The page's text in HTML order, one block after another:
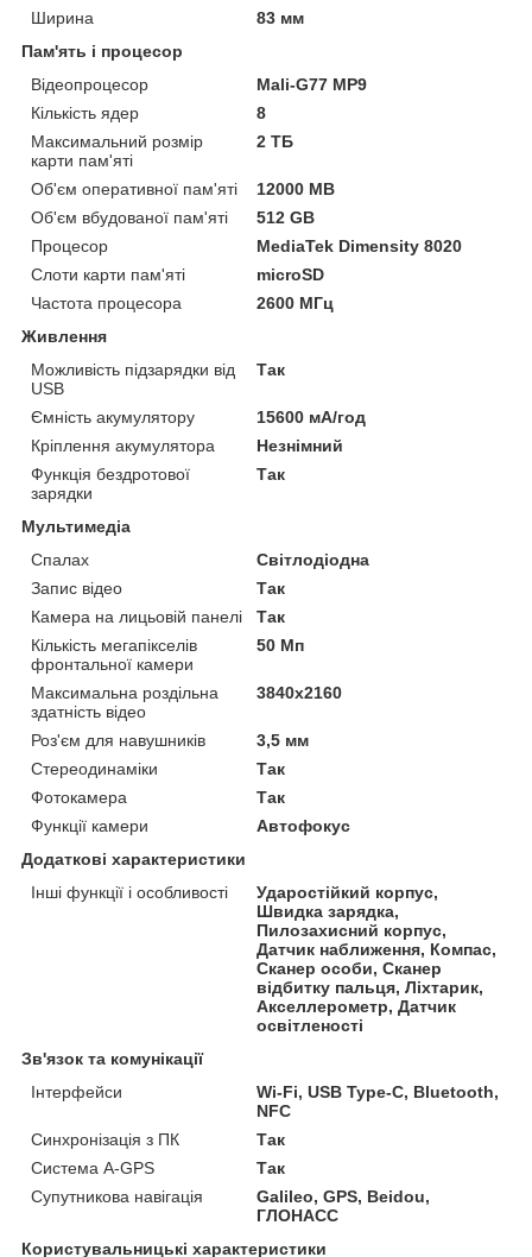
Ширина
83 мм
Пам'ять і процесор
Відеопроцесор
Mali-G77 MP9
Кількість ядер
8
Максимальний розмір
карти пам'яті
2 ТБ
Об'єм оперативної пам'яті
12000 MB
Об'єм вбудованої пам'яті
512 GB
Процесор
MediaTek Dimensity 8020
Слоти карти пам'яті
microSD
Частота процесора
2600 МГц
Живлення
Можливість підзарядки від
USB
Так
Ємність акумулятору
15600 мА/год
Кріплення акумулятора
Незнімний
Функція бездротової
зарядки
Так
Мультимедіа
Спалах
Світлодіодна
Запис відео
Так
Камера на лицьовій панелі
Так
Кількість мегапікселів
фронтальної камери
50 Мп
Максимальна роздільна
здатність відео
3840x2160
Роз'єм для навушників
3,5 мм
Стереодинаміки
Так
Фотокамера
Так
Функції камери
Автофокус
Додаткові характеристики
Інші функції і особливості
Ударостійкий корпус,
Швидка зарядка,
Пилозахисний корпус,
Датчик наближення, Компас,
Сканер особи, Сканер
відбитку пальця, Ліхтарик,
Акселлерометр, Датчик
освітленості
Зв'язок та комунікації
Інтерфейси
Wi-Fi, USB Type-C, Bluetooth,
NFC
Синхронізація з ПК
Так
Система A-GPS
Так
Супутникова навігація
Galileo, GPS, Beidou,
ГЛОНАСС
Користувальницькі характеристики